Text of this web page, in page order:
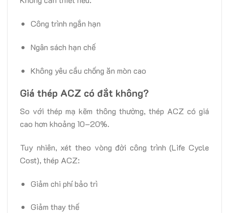
Công trình ngắn hạn
Ngân sách hạn chế
Không yêu cầu chống ăn mòn cao
Giá thép ACZ có đắt không?
So với thép mạ kẽm thông thường, thép ACZ có giá
cao hơn khoảng 10–20%.
Tuy nhiên, xét theo vòng đời công trình (Life Cycle
Cost), thép ACZ:
Giảm chi phí bảo trì
Giảm thay thế